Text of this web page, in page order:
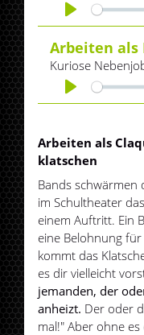
Play
Arbeiten
Kuriose
Play
Arbeiten als
klatschen
Bands
im Schultheater
einem Auftritt. Ein
eine Belohnung
kommt das
es dir vielleicht
jemanden, der
anheizt. Der oder
mal!" Aber ohne es